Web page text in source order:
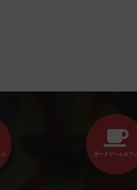
ム ボードゲームカフ